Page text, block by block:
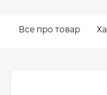
Все про товар